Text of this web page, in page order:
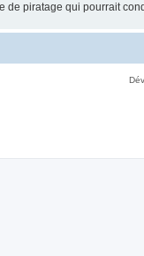
de piratage qui pourrait